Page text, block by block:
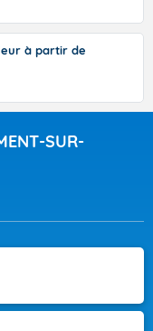
à partir de
SUR-